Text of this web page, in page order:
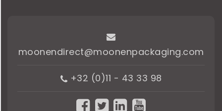
moonendirect@moonenpackaging.com
+32 (0)11 - 43 33 98